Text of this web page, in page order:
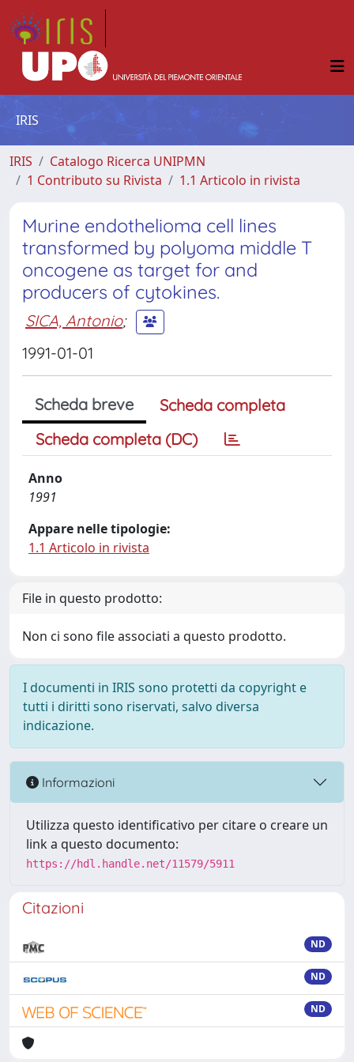
IRIS
IRIS
Catalogo Ricerca UNIPMN
1 Contributo su Rivista
1.1 Articolo in rivista
Murine endothelioma cell lines
transformed by polyoma middle T
oncogene as target for and
producers of cytokines.
SICA, Antonio;
1991-01-01
Scheda breve
Scheda completa
Scheda completa (DC)
Anno
1991
Appare nelle tipologie:
1.1 Articolo in rivista
File in questo prodotto:
Non ci sono file associati a questo prodotto.
I documenti in IRIS sono protetti da copyright e
tutti i diritti sono riservati, salvo diversa
indicazione.
Informazioni
Utilizza questo identificativo per citare o creare un
link a questo documento:
https://hdl.handle.net/11579/5911
Citazioni
ND
ND
ND